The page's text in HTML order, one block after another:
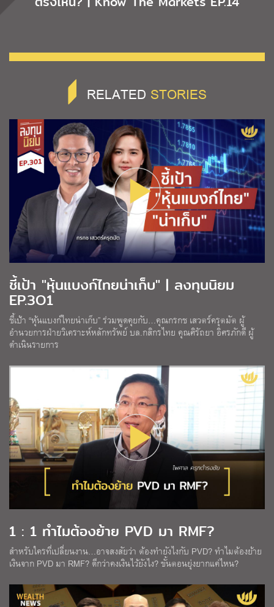
RELATED STORIES
ชี้เป้า "หุ้นแบงก์ไทยน่าเก็บ" | ลงทุนนิยม
EP.3O1
ชี้เป้า “หุ้นแบงก์ไทยน่าเก็บ” ร่วมพูดคุยกับ…คุณกรกช เสวตร์ครุตมัต ผู้
อำนวยการฝ่ายวิเคราะห์หลักทรัพย์ บล.กสิกรไทย คุณศิรัถยา อิศรภักดี ผู้
ดำเนินรายการ
1 : 1 ทำไมต้องย้าย PVD มา RMF?
สำหรับใครที่เปลี่ยนงาน…อาจสงสัยว่า ต้องทำยังไงกับ PVD? ทำไมต้องย้าย
เงินจาก PVD มา RMF? ดีกว่าคงเงินไว้ยังไง? ขั้นตอนยุ่งยากแค่ไหน?